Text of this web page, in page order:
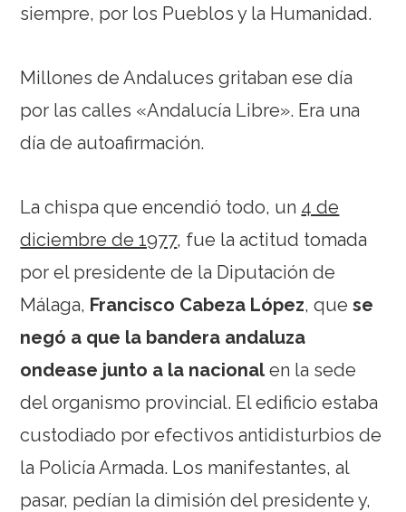
siempre, por los Pueblos y la Humanidad.
Millones de Andaluces gritaban ese día
por las calles «Andalucía Libre». Era una
día de autoafirmación.
La chispa que encendió todo, un 4 de
diciembre de 1977, fue la actitud tomada
por el presidente de la Diputación de
Málaga, Francisco Cabeza López, quese
negó a que la bandera andaluza
ondease junto a la nacional en la sede
del organismo provincial. El edificio estaba
custodiado por efectivos antidisturbios de
la Policía Armada. Los manifestantes, al
pasar, pedían la dimisión del presidente y,